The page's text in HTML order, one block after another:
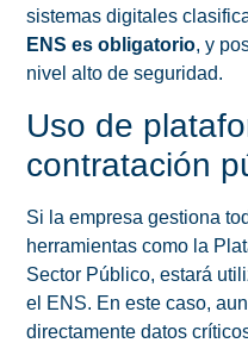
sistemas digitales
ENS es obligatorio, y
nivel alto de seguridad.
Uso de
contratación
Si la empresa gestiona
herramientas como la
Sector Público, estará
el ENS. En este caso,
directamente datos